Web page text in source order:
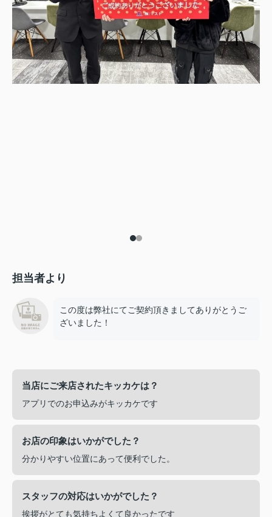
担当者より
この度は弊社にてご契約頂きましてありがとうご
ざいました！
当店にご来店されたキッカケは？
アプリでのお申込みがキッカケです
お店の印象はいかがでした？
分かりやすい位置にあって便利でした。
スタッフの対応はいかがでした？
挨拶がとても気持ちよくて良かったです